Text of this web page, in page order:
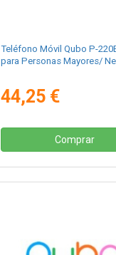
Teléfono Móvil Qubo P-
para Personas Mayores/
44,25 €
Comprar